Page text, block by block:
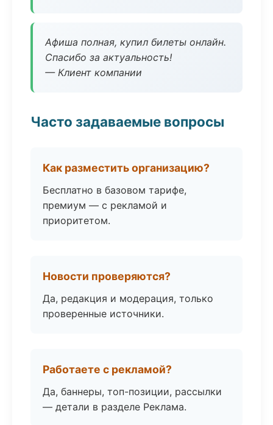
Афиша полная, купил билеты онлайн.
Спасибо за актуальность!
— Клиент компании
Часто задаваемые вопросы
Как разместить организацию?
Бесплатно в базовом тарифе,
премиум — с рекламой и
приоритетом.
Новости проверяются?
Да, редакция и модерация, только
проверенные источники.
Работаете с рекламой?
Да, баннеры, топ-позиции, рассылки
— детали в разделе Реклама.